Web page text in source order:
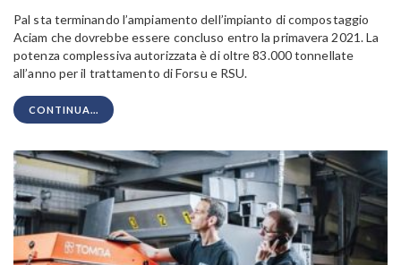
Pal sta terminando l’ampiamento dell’impianto di compostaggio
Aciam che dovrebbe essere concluso entro la primavera 2021. La
potenza complessiva autorizzata è di oltre 83.000 tonnellate
all’anno per il trattamento di Forsu e RSU.
CONTINUA...